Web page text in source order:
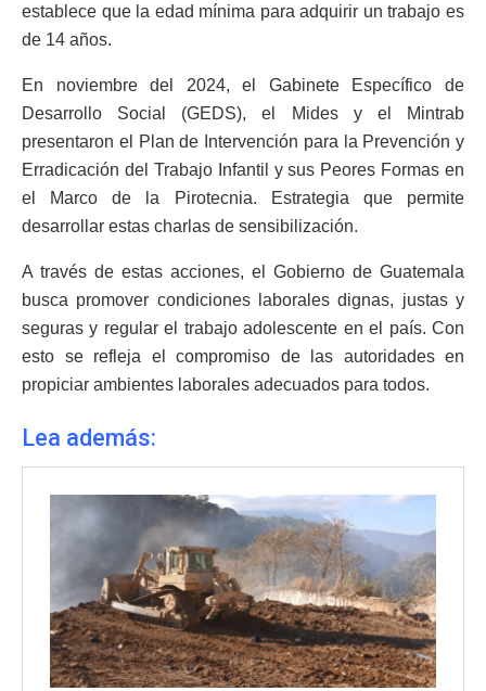
establece que la edad mínima para adquirir un trabajo es
de 14 años.
En noviembre del 2024, el Gabinete Específico de
Desarrollo Social (GEDS), el Mides y el Mintrab
presentaron el Plan de Intervención para la Prevención y
Erradicación del Trabajo Infantil y sus Peores Formas en
el Marco de la Pirotecnia. Estrategia que permite
desarrollar estas charlas de sensibilización.
A través de estas acciones, el Gobierno de Guatemala
busca promover condiciones laborales dignas, justas y
seguras y regular el trabajo adolescente en el país. Con
esto se refleja el compromiso de las autoridades en
propiciar ambientes laborales adecuados para todos.
Lea además: